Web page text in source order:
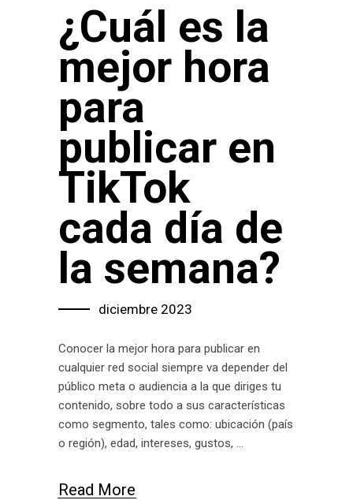
¿Cuál es la
mejor hora
para
publicar en
TikTok
cada día de
la semana?
diciembre 2023
Conocer la mejor hora para publicar en
cualquier red social siempre va depender del
público meta o audiencia a la que diriges tu
contenido, sobre todo a sus características
como segmento, tales como: ubicación (país
o región), edad, intereses, gustos,
Read More